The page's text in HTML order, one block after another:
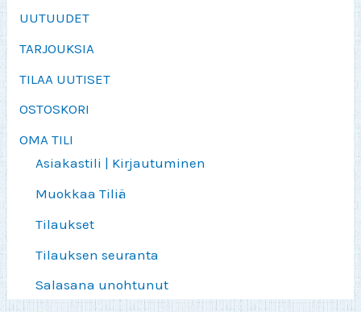
UUTUUDET
TARJOUKSIA
TILAA UUTISET
OSTOSKORI
OMA TILI
Asiakastili | Kirjautuminen
Muokkaa Tiliä
Tilaukset
Tilauksen seuranta
Salasana unohtunut